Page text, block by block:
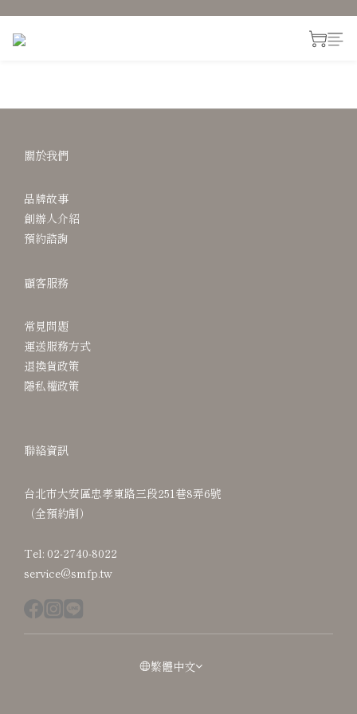
關於我們
品牌故事
創辦人介紹
預約諮詢
顧客服務
常見問題
運送服務方式
退換貨政策
隱私權政策
聯絡資訊
台北市大安區忠孝東路三段251巷8弄6號
（全預約制）
Tel: 02-2740-8022
service@smfp.tw
繁體中文